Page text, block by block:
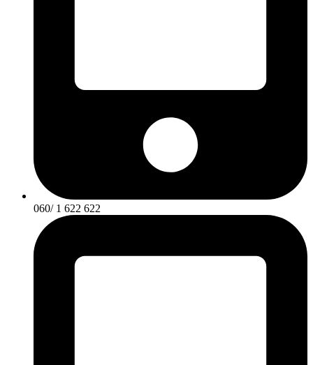
060/ 1 622 622